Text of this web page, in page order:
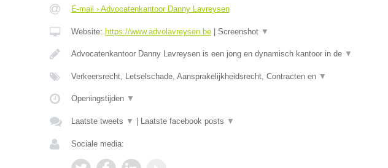
E-mail › Advocatenkantoor Danny Lavreysen
Website: https://www.advolavreysen.be| Screenshot ▼
Advocatenkantoor Danny Lavreysen is een jong en dynamisch kantoor in de ▼
Verkeersrecht, Letselschade, Aansprakelijkheidsrecht, Contracten en ▼
Openingstijden ▼
Laatste tweets ▼ Laatste facebook posts ▼
Sociale media: